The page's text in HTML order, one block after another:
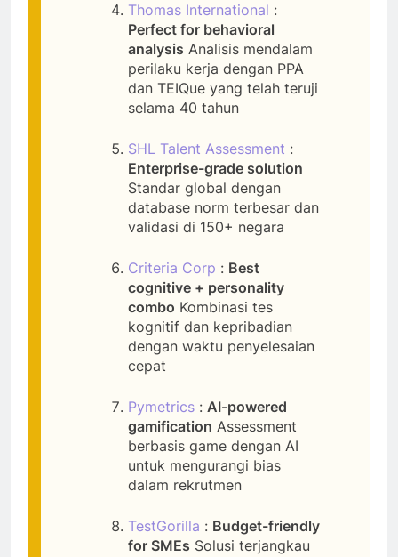
Thomas International :
Perfect for behavioral
analysis Analisis mendalam
perilaku kerja dengan PPA
dan TEIQue yang telah teruji
selama 40 tahun
SHL Talent Assessment :
Enterprise-grade solution
Standar global dengan
database norm terbesar dan
validasi di 150+ negara
Criteria Corp : Best
cognitive + personality
combo Kombinasi tes
kognitif dan kepribadian
dengan waktu penyelesaian
cepat
Pymetrics : AI-powered
gamification Assessment
berbasis game dengan AI
untuk mengurangi bias
dalam rekrutmen
TestGorilla : Budget-friendly
for SMEs Solusi terjangkau